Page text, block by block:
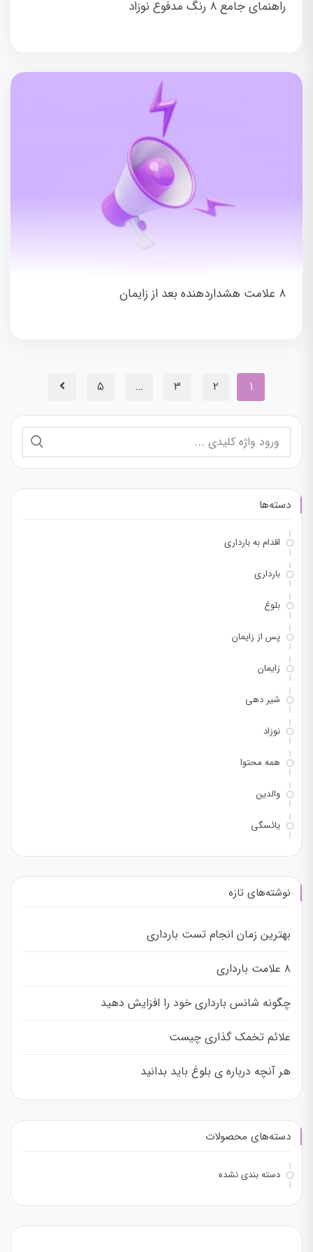
راهنمای جامع ۸ رنگ مدفوع نوزاد
۸ علامت هشداردهنده بعد از زایمان
۱ ۲ ۳ … ۵
دسته‌ها
اقدام به بارداری
بارداری
بلوغ
پس از زایمان
زایمان
شیر دهی
نوزاد
همه محتوا
والدین
یائسگی
نوشته‌های تازه
بهترین زمان انجام تست بارداری
۸ علامت بارداری
چگونه شانس بارداری خود را افزایش دهید
علائم تخمک گذاری چیست
هر آنچه درباره ی بلوغ باید بدانید
دسته‌های محصولات
دسته بندی نشده